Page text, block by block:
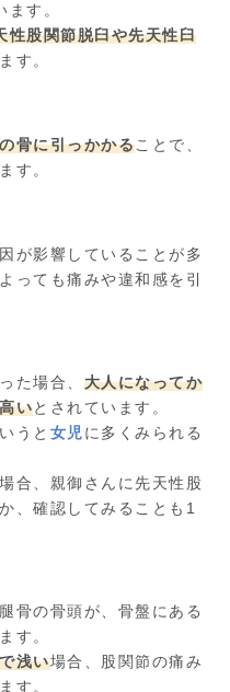
す。
性股関節脱臼や先天性臼
す。
骨に引っかかることで、
す。
が影響していることが多
っても痛みや違和感を引
た場合、 大人になってか
いとされています。
うと 女児に多くみられる
合、親御さんに先天性股
、確認してみることも1
骨の骨頭が、骨盤にある
す。
浅い場合、股関節の痛み
す。